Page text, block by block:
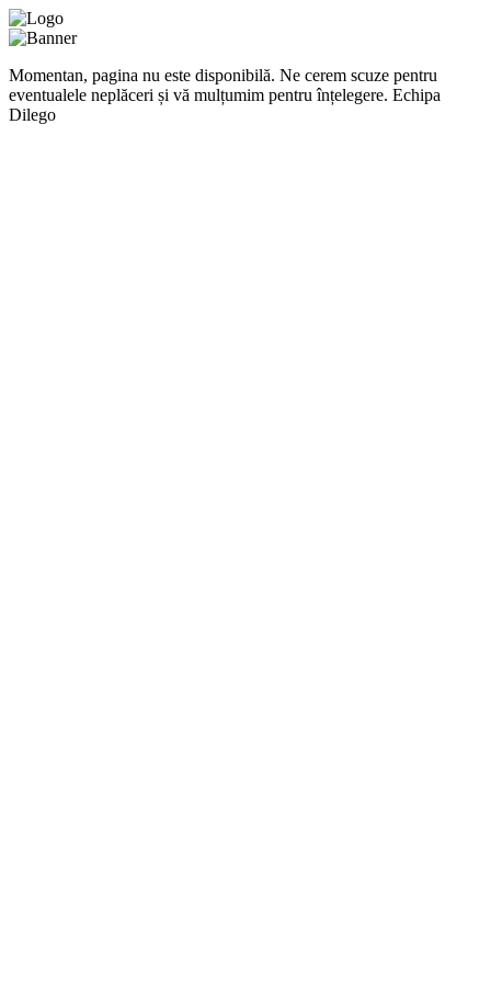
Momentan, pagina nu este disponibilă. Ne cerem scuze pentru
eventualele neplăceri și vă mulțumim pentru înțelegere. Echipa
Dilego